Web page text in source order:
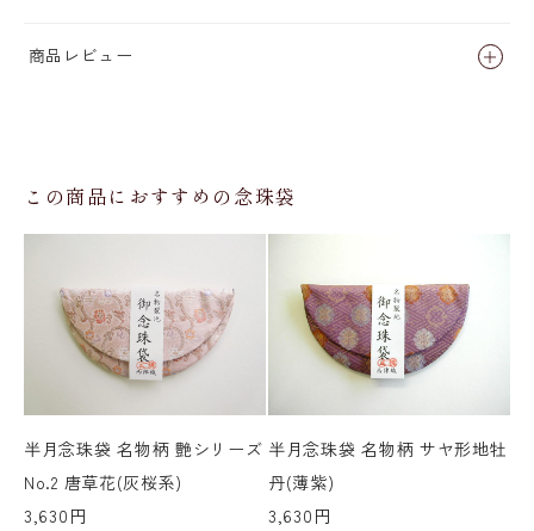
商品レビュー
この商品におすすめの念珠袋
半月念珠袋 名物柄 艶シリーズ
No.2 唐草花(灰桜系)
3,630円
半月念珠袋 名物柄 サヤ形地牡
丹(薄紫)
3,630円